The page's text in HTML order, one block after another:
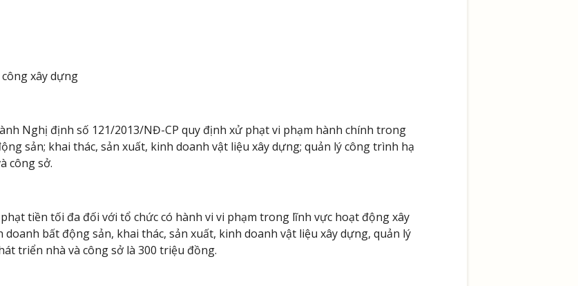
xây dựng
Nghị định số 121/2013/NĐ-CP quy định xử phạt vi phạm hành chính trong
sản; khai thác, sản xuất, kinh doanh vật liệu xây dựng; quản lý công trình hạ
công sở.
tiền tối đa đối với tổ chức có hành vi vi phạm trong lĩnh vực hoạt động xây
bất động sản, khai thác, sản xuất, kinh doanh vật liệu xây dựng, quản lý
triển nhà và công sở là 300 triệu đồng.